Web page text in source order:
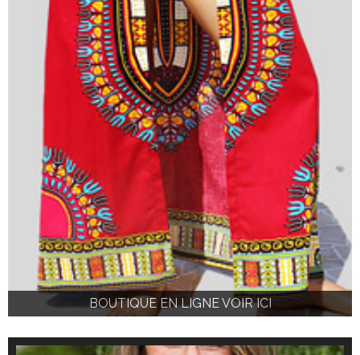
BOUTIQUE EN LIGNE VOIR ICI